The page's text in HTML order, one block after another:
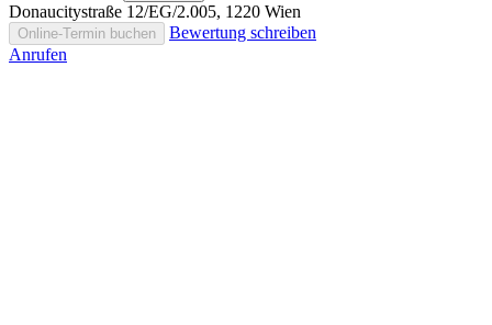
Donaucitystraße 12/EG/2.005, 1220 Wien
Online-Termin buchen
Bewertung schreiben
Anrufen